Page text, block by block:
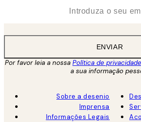
ENVIAR
Por favor leia a nossa Política de privacidade
a sua informação
Sobre a desenio
Imprensa
Informações Legais